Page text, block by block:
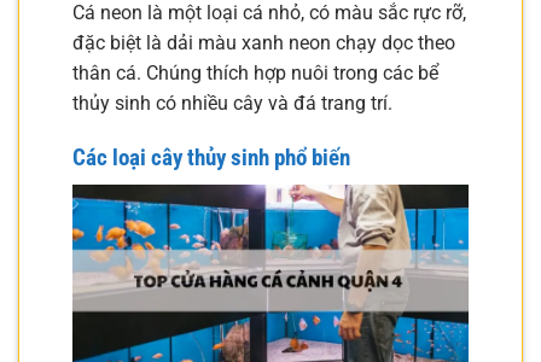
Cá neon là một loại cá nhỏ, có màu sắc rực rỡ,
đặc biệt là dải màu xanh neon chạy dọc theo
thân cá. Chúng thích hợp nuôi trong các bể
thủy sinh có nhiều cây và đá trang trí.
Các loại cây thủy sinh phổ biến